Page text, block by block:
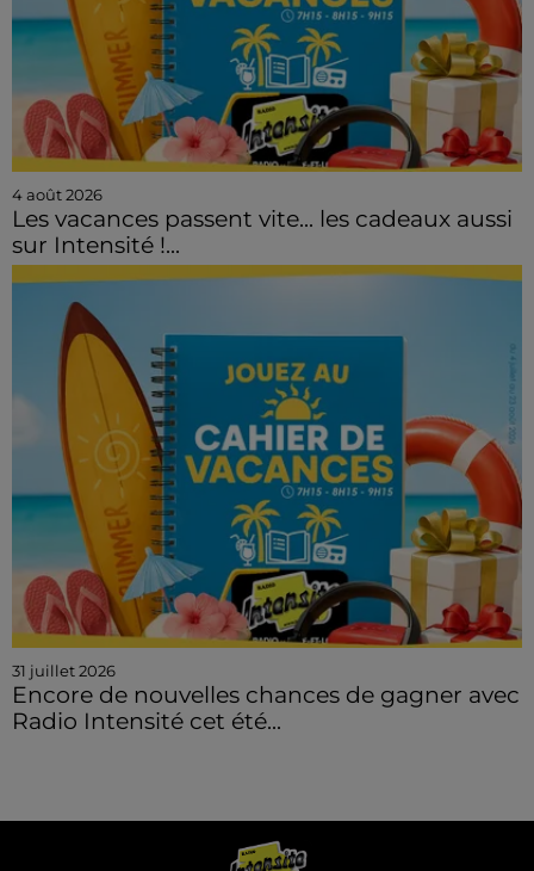
4 août 2026
Les vacances passent vite... les cadeaux aussi
sur Intensité !...
31 juillet 2026
Encore de nouvelles chances de gagner avec
Radio Intensité cet été...